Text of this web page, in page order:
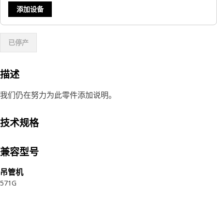
添加设备
已停产
描述
我们仍在努力为此零件添加说明。
技术规格
兼容型号
吊管机
571G